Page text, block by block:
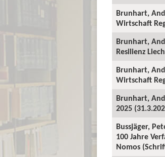
Brunhart,
Wirtschaft
Brunhart,
Resilienz
Brunhart,
Wirtschaft
Brunhart,
2025
Bussjäger,
100 Jahre
Nomos